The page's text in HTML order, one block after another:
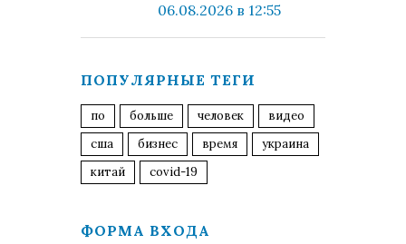
06.08.2026 в 12:55
ПОПУЛЯРНЫЕ ТЕГИ
по больше человек
видео
сша
бизнес время
украина
китай
covid-19
ФОРМА ВХОДА